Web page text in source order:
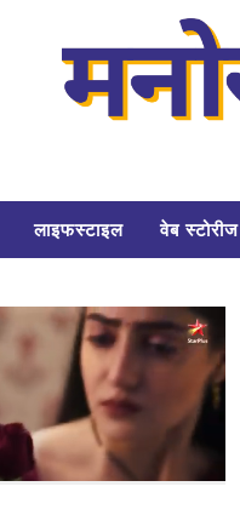
लाइफस्टाइल वेब स्टोरीज